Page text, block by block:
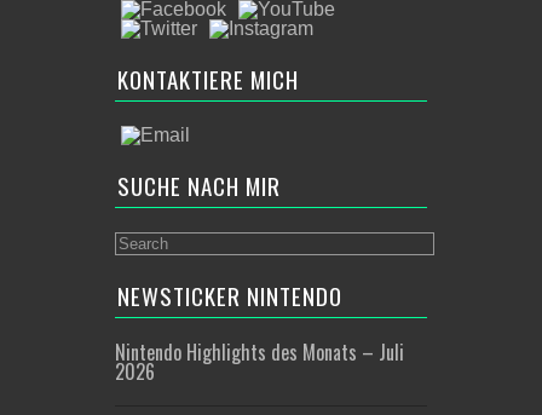
KONTAKTIERE MICH
SUCHE NACH MIR
NEWSTICKER NINTENDO
Nintendo Highlights des Monats – Juli
2026